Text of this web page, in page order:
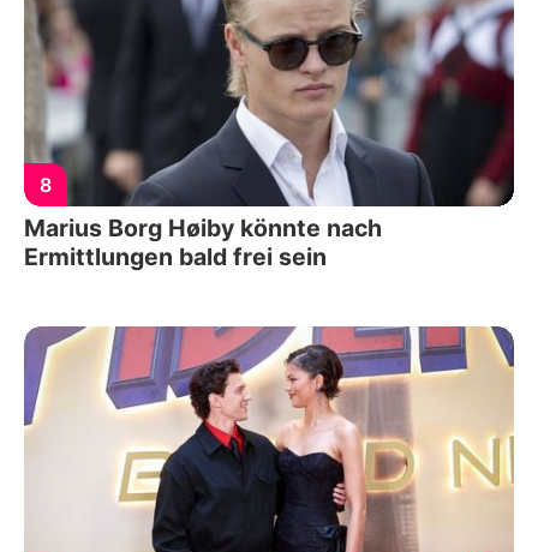
8
Marius Borg Høiby könnte nach
Ermittlungen bald frei sein